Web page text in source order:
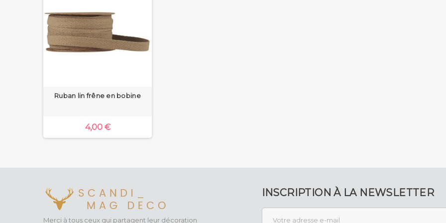
Ruban lin frêne en bobine
4,00 €
Merci à tous ceux qui partagent leur décoration
INSCRIPTION À LA NEWSLETTER